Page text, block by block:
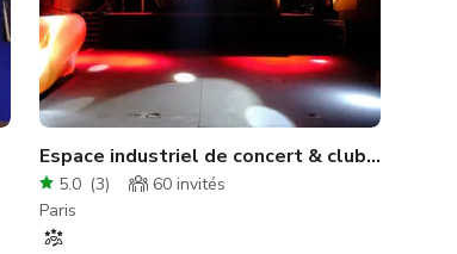
Espace industriel de concert & club au centre de Paris
5.0 (3) 60 invités
Paris